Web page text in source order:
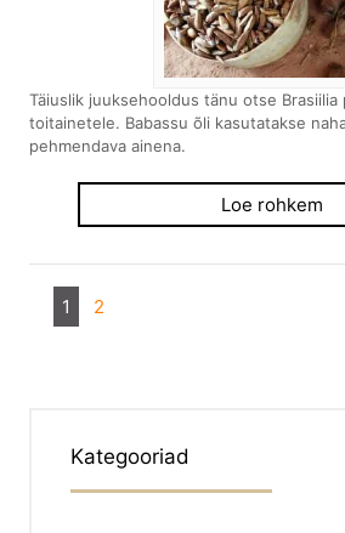
Täiuslik juuksehooldus tänu otse Brasiilia
toitainetele. Babassu õli kasutatakse
pehmendava ainena.
Loe rohkem
1 2
Kategooriad